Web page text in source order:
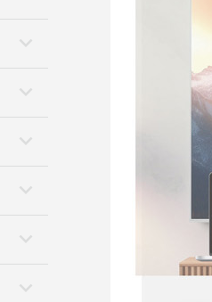
keyboard_arrow_down
keyboard_arrow_down
keyboard_arrow_down
keyboard_arrow_down
keyboard_arrow_down
keyboard_arrow_down